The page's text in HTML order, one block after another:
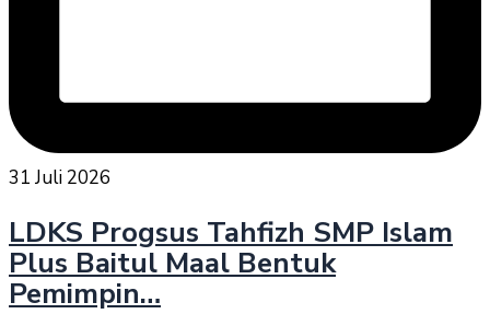
31 Juli 2026
LDKS Progsus Tahfizh SMP Islam
Plus Baitul Maal Bentuk
Pemimpin…